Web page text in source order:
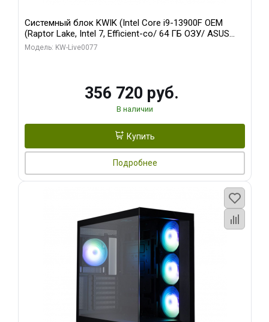
Системный блок KWIK (Intel Core i9-13900F OEM
(Raptor Lake, Intel 7, Efficient-co/ 64 ГБ ОЗУ/ ASUS
RTX5080 TUF GAMING OC 16GB GDDR7 256bit 3xDP 3x/
Модель: KW-Live0077
356 720 руб.
В наличии
Купить
Подробнее